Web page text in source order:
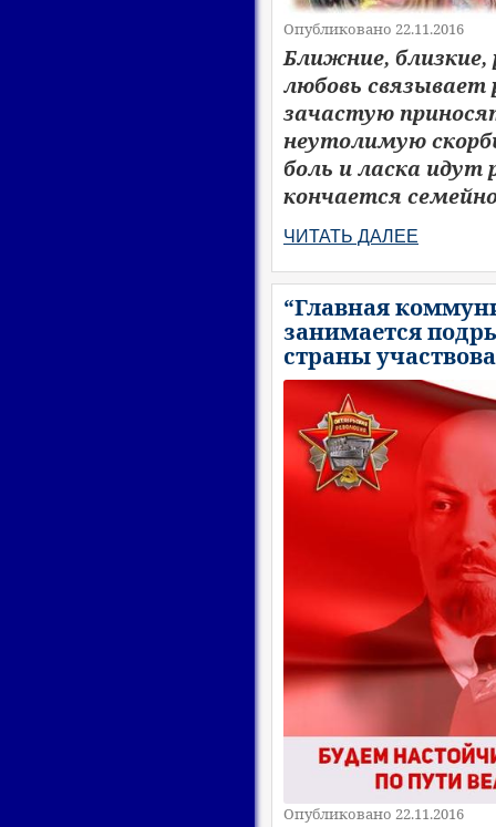
Опубликовано 22.11.2016
Ближние,
любовь связывает
зачастую
неутолимую
боль и ласка идут
кончается
ЧИТАТЬ ДАЛЕЕ
“Главная
занимается
страны
Опубликовано 22.11.2016